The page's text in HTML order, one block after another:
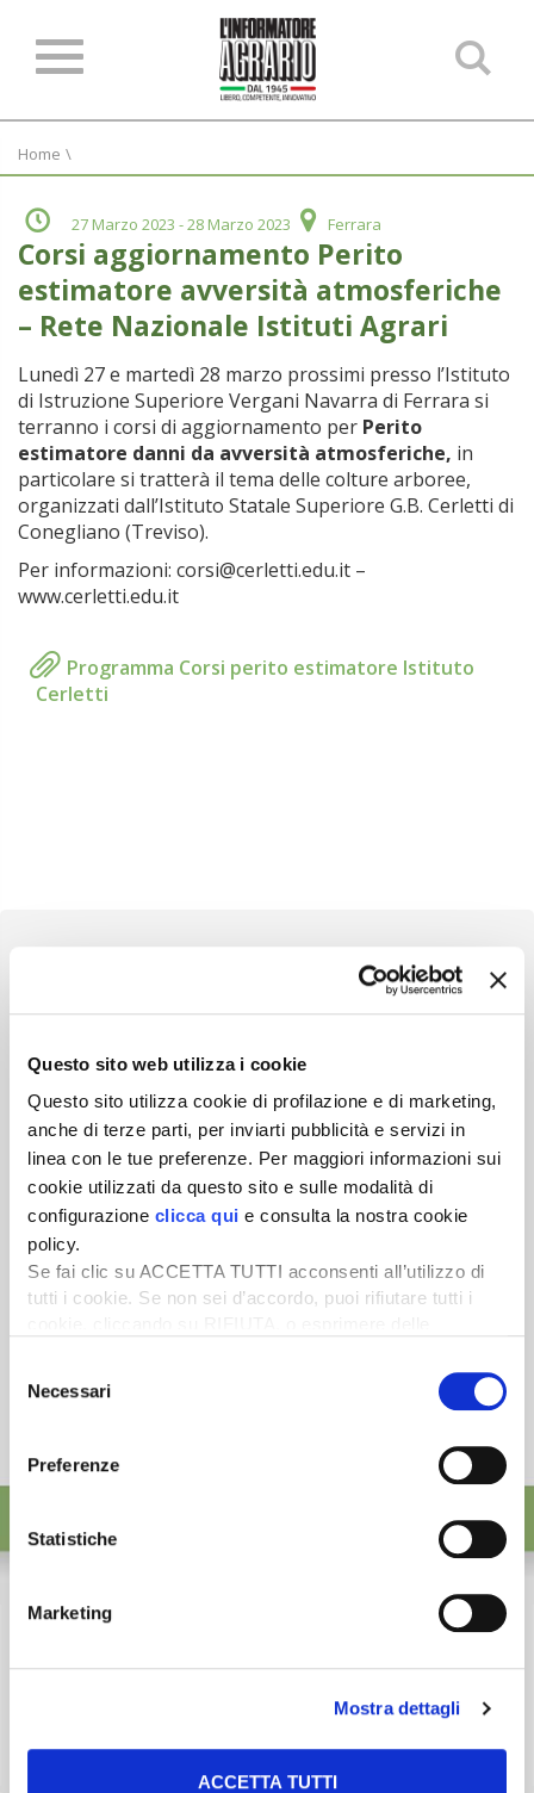
Questo sito web utilizza i cookie
Questo sito utilizza cookie di profilazione e di marketing,
anche di terze parti, per inviarti pubblicità e servizi in
linea con le tue preferenze. Per maggiori informazioni sui
cookie utilizzati da questo sito e sulle modalità di
configurazione clicca qui e consulta la nostra cookie
policy.
Se fai clic su ACCETTA TUTTI acconsenti all’utilizzo di
tutti i cookie. Se non sei d’accordo, puoi rifiutare tutti i
desideri accettare e cliccando ACCETTA SELEZIONATI.
delNecessari
Preferenze
Statistiche
Marketing
Mostra dettagli
ACCETTA TUTTI
Home \
27 Marzo 2023 - 28 Marzo 2023 Ferrara
Corsi aggiornamento Perito
estimatore avversità atmosferiche
– Rete Nazionale Istituti Agrari
Lunedì 27 e martedì 28 marzo prossimi presso l’Istituto
di Istruzione Superiore Vergani Navarra di Ferrara si
terranno i corsi di aggiornamento per Perito
estimatore danni da avversità atmosferiche, in
particolare si tratterà il tema delle colture arboree,
organizzati dall’Istituto Statale Superiore G.B. Cerletti di
Conegliano (Treviso).
Per informazioni: corsi@cerletti.edu.it –
www.cerletti.edu.it
Programma Corsi perito estimatore Istituto
Cerletti
Newsletter
esigenze.
ISCRIVITI